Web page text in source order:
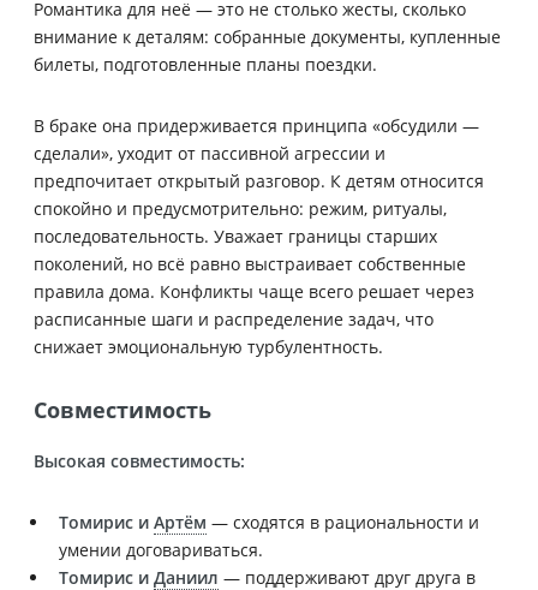
Романтика для неё — это не столько жесты, сколько
внимание к деталям: собранные документы, купленные
билеты, подготовленные планы поездки.
В браке она придерживается принципа «обсудили —
сделали», уходит от пассивной агрессии и
предпочитает открытый разговор. К детям относится
спокойно и предусмотрительно: режим, ритуалы,
последовательность. Уважает границы старших
поколений, но всё равно выстраивает собственные
правила дома. Конфликты чаще всего решает через
расписанные шаги и распределение задач, что
снижает эмоциональную турбулентность.
Совместимость
Высокая совместимость:
Томирис и Артём — сходятся в рациональности и
умении договариваться.
Томирис и Даниил — поддерживают друг друга в